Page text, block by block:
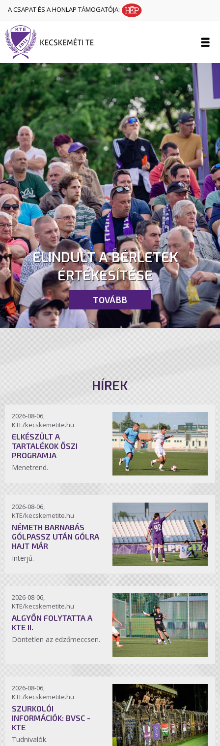
A CSAPAT ÉS A HONLAP TÁMOGATÓJA:
ELINDULT A BÉRLETEK
ÉRTÉKESÍTÉSE
TOVÁBB
HÍREK
2026-08-06,
KTE/kecskemetite.hu
ELKÉSZÜLT A
TARTALÉKOK ŐSZI
PROGRAMJA
Menetrend.
2026-08-06,
KTE/kecskemetite.hu
NÉMETH BARNABÁS
GÓLPASSZ UTÁN GÓLRA
HAJT MÁR
Interjú.
2026-08-06,
KTE/kecskemetite.hu
ALGYŐN FOLYTATTA A
KTE II.
Döntetlen az edzőmeccsen.
2026-08-06,
KTE/kecskemetite.hu
SZURKOLÓI
INFORMÁCIÓK: BVSC -
KTE
Tudnivalók.